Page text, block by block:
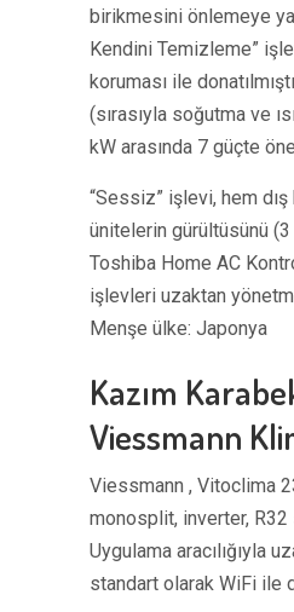
birikmesini önlemeye
Kendini Temizleme”
koruması ile
(sırasıyla soğutma ve
kW arasında 7 güçte
“Sessiz” işlevi, hem
ünitelerin gürültüsünü (3
Toshiba Home AC
işlevleri uzaktan
Menşe ülke: Japonya
Kazım
Viessmann
Viessmann , Vitoclima
monosplit, inverter, R32
Uygulama aracılığıyla
standart olarak WiFi ile